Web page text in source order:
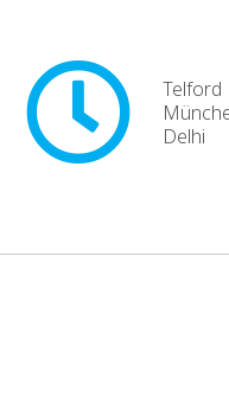
Telford
Delhi